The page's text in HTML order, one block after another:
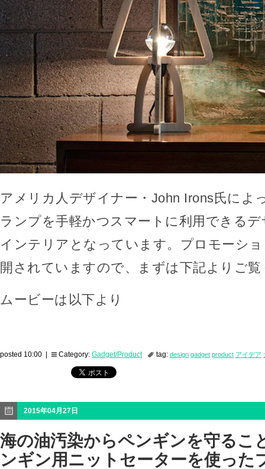
アメリカ人デザイナー・John Irons氏によ
ランプを手軽かつスマートに利用できる
インテリアとなっています。プロモーシ
開されていますので、まずは下記よりご
ムービーは以下より
posted 10:00 | Category: Gadget/Product tag: design gadget product アイデア
2015年04月27日
海の油汚染からペンギンを守るこ
ンギン用ニットセーターを使った